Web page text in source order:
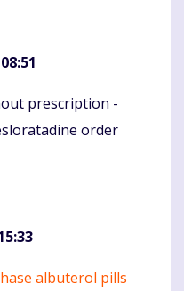
prescription -
order
albuterol pills